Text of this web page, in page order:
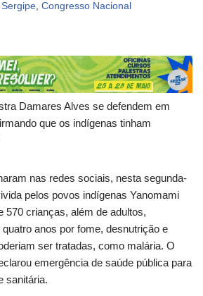
, Congresso Nacional
Damares Alves se defendem em
que os indígenas tinham
nas redes sociais, nesta segunda-
pelos povos indígenas Yanomami
570 crianças, além de adultos,
anos por fome, desnutrição e
ser tratadas, como malária. O
emergência de saúde pública para
sanitária.